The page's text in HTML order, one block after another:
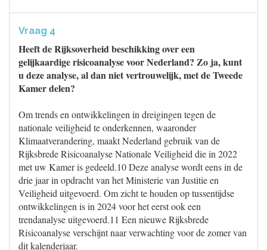
Vraag 4
Heeft de Rijksoverheid beschikking over een
gelijkaardige risicoanalyse voor Nederland? Zo ja, kunt
u deze analyse, al dan niet vertrouwelijk, met de Tweede
Kamer delen?
Om trends en ontwikkelingen in dreigingen tegen de
nationale veiligheid te onderkennen, waaronder
Klimaatverandering, maakt Nederland gebruik van de
Rijksbrede Risicoanalyse Nationale Veiligheid die in 2022
met uw Kamer is gedeeld.10 Deze analyse wordt eens in de
drie jaar in opdracht van het Ministerie van Justitie en
Veiligheid uitgevoerd. Om zicht te houden op tussentijdse
ontwikkelingen is in 2024 voor het eerst ook een
trendanalyse uitgevoerd.11 Een nieuwe Rijksbrede
Risicoanalyse verschijnt naar verwachting voor de zomer van
dit kalenderjaar.